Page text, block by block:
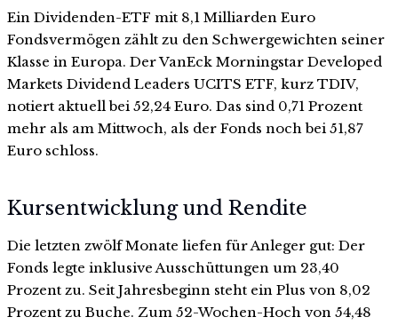
Ein Dividenden-ETF mit 8,1 Milliarden Euro
Fondsvermögen zählt zu den Schwergewichten seiner
Klasse in Europa. Der VanEck Morningstar Developed
Markets Dividend Leaders UCITS ETF, kurz TDIV,
notiert aktuell bei 52,24 Euro. Das sind 0,71 Prozent
mehr als am Mittwoch, als der Fonds noch bei 51,87
Euro schloss.
Kursentwicklung und Rendite
Die letzten zwölf Monate liefen für Anleger gut: Der
Fonds legte inklusive Ausschüttungen um 23,40
Prozent zu. Seit Jahresbeginn steht ein Plus von 8,02
Prozent zu Buche. Zum 52-Wochen-Hoch von 54,48